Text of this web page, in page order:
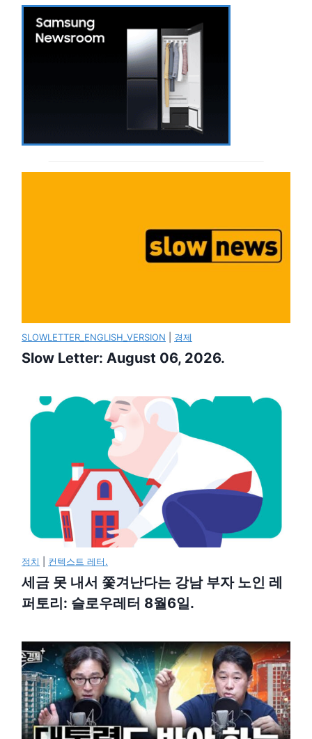
SLOWLETTER_ENGLISH_VERSION 경제
Slow Letter: August 06, 2026.
정치 컨텍스트 레터.
세금 못 내서 쫓겨난다는 강남 부자 노인 레
퍼토리: 슬로우레터 8월6일.